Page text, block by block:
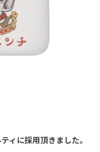
ィに採用頂きました。